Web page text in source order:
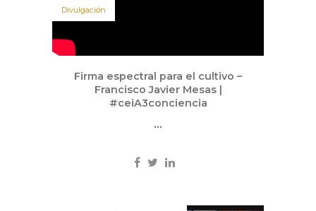
Divulgación
Firma espectral para el cultivo –
Francisco Javier Mesas |
#ceiA3conciencia
...